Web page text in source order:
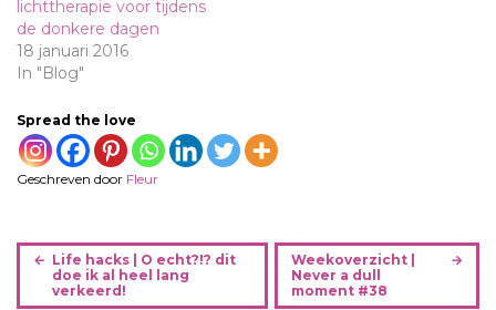
lichttherapie voor tijdens
de donkere dagen
18 januari 2016
In "Blog"
Spread the love
Geschreven door Fleur
B
r
Life hacks | O echt?!? dit
doe ik al heel lang
verkeerd!
Weekoverzicht |
Never a dull
moment #38